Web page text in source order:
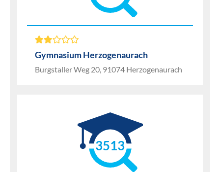
Gymnasium Herzogenaurach
Burgstaller Weg 20, 91074 Herzogenaurach
3513